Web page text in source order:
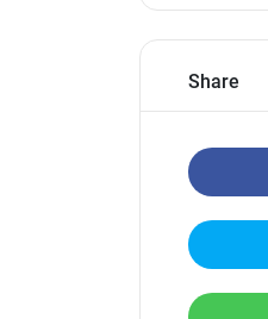
Share